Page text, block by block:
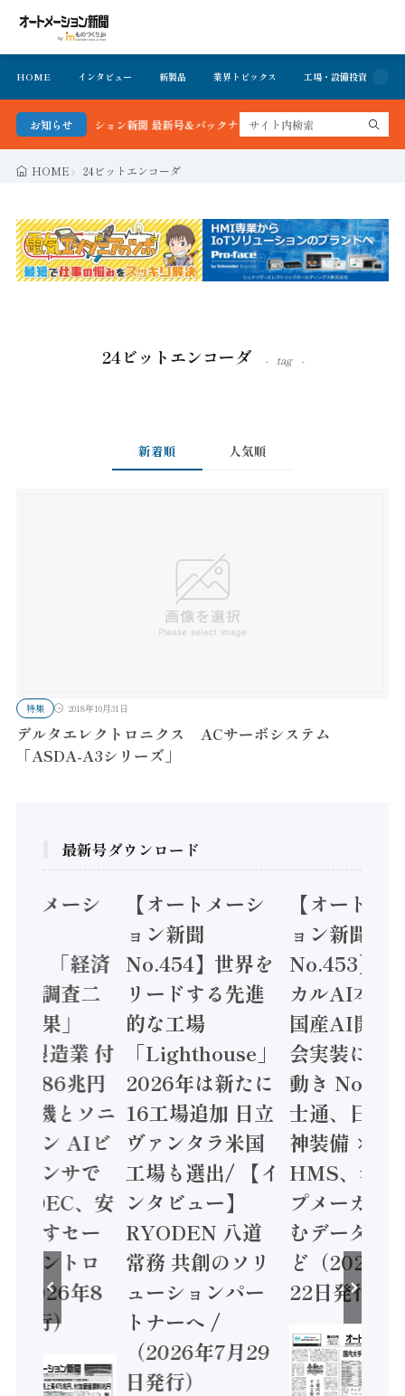
HOME インタビュー 新製品 業界トピックス 工場・設備投資
お知らせ
オートメーション新聞 最新号＆バックナンバーを無料で公開中 詳細はこちら
HOME 24ビットエンコーダ
24ビットエンコーダ tag
新着順 人気順
特集 2018年10月31日
デルタエレクトロニクス ACサーボシステム
「ASDA-A3シリーズ」
最新号ダウンロード
トメーシ
】「経済
態調査二
結果」
年製造業 付
額86兆円
電機とソニ
コン AIビ
センサで
/ IDEC、安
かすセー
コントロ
2026年8
発行）
【オートメーシ
ョン新聞
No.454】世界を
リードする先進
的な工場
「Lighthouse」
2026年は新たに
16工場追加 日立
ヴァンタラ米国
工場も選出/ 【イ
ンタビュー】
RYODEN 八道
常務 共創のソリ
ューションパー
トナーへ /
（2026年7月29
日発行）
【オートメ
ョン新聞
No.453】フ
カルAI本格
国産AI開発
会実装に活
動き
士通、日立
神装備 ×
HMS、老舗
プメーカー
むデータ活
ど（2026年
22日発行）